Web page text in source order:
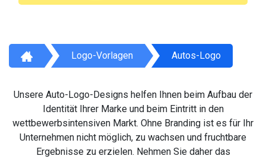
Logo-Vorlagen Autos-Logo
Unsere Auto-Logo-Designs helfen Ihnen beim Aufbau der
Identität Ihrer Marke und beim Eintritt in den
wettbewerbsintensiven Markt. Ohne Branding ist es für Ihr
Unternehmen nicht möglich, zu wachsen und fruchtbare
Ergebnisse zu erzielen. Nehmen Sie daher das